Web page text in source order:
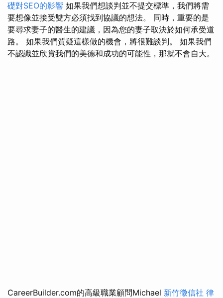
礎對SEO的影響 如果我們想談判並不提交標準，我們將需
要想像並接受雙方必須找到協議的想法。 同時，重要的是
要尋求妻子的醫生的建議，因為您的妻子取決於如何承受道
路。 如果我們質疑這樣做的機會，將很難談判。 如果我們
不認識並欣賞我們的美德和成功的可能性，那就不會自大。
CareerBuilder.com的高級職業顧問Michael 新竹徵信社 律